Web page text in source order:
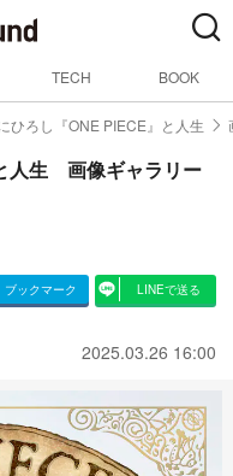
TECH BOOK
ひろし『ONE PIECE』と人生
人生 画像ギャラリー
ブックマーク LINEで送る
2025.03.26 16:00